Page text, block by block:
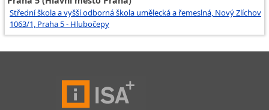
Střední škola a vyšší odborná škola umělecká a řemeslná, Nový Zlíchov
1063/1, Praha 5 - Hlubočepy